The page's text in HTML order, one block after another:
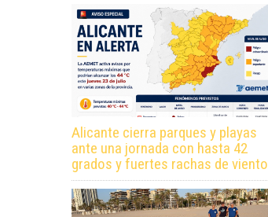
Alicante cierra parques y playas
ante una jornada con hasta 42
grados y fuertes rachas de viento